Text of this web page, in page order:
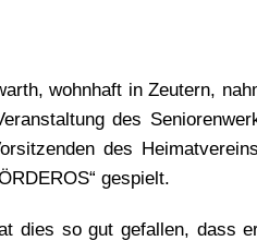
wohnhaft in Zeutern,
des
des
gespielt.
dies so gut gefallen, dass